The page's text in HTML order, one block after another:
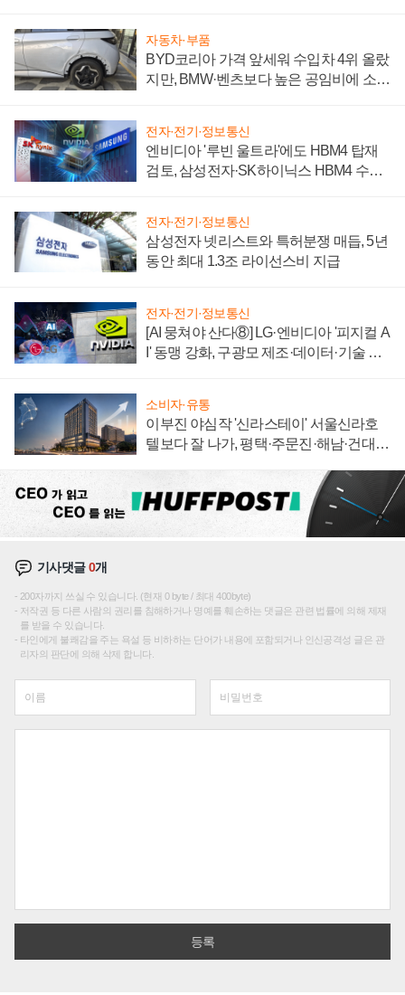
자동차·부품
BYD코리아 가격 앞세워 수입차 4위 올랐
지만, BMW·벤츠보다 높은 공임비에 소비
전자·전기·정보통신
엔비디아 '루빈 울트라'에도 HBM4 탑재
검토, 삼성전자·SK하이닉스 HBM4 수율
전자·전기·정보통신
삼성전자 넷리스트와 특허분쟁 매듭, 5년
동안 최대 1.3조 라이선스비 지급
전자·전기·정보통신
[AI 뭉쳐야 산다⑧] LG·엔비디아 '피지컬 A
I' 동맹 강화, 구광모 제조·데이터·기술 결
소비자·유통
이부진 야심작 '신라스테이' 서울신라호
텔보다 잘 나가, 평택·주문진·해남·건대로
기사댓글0개
200자까지 쓰실 수 있습니다. (현재 0 byte / 최대 400byte)
저작권 등 다른 사람의 권리를 침해하거나 명예를 훼손하는 댓글은 관련 법률에 의해 제재
를 받을 수 있습니다.
타인에게 불쾌감을 주는 욕설 등 비하하는 단어가 내용에 포함되거나 인신공격성 글은 관
리자의 판단에 의해 삭제 합니다.